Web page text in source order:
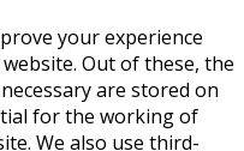
your experience
Out of these, the
are stored on
for the working of
We also use third-